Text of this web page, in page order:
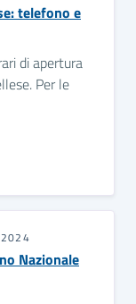
telefono e
di apertura
Per le
2024
Nazionale